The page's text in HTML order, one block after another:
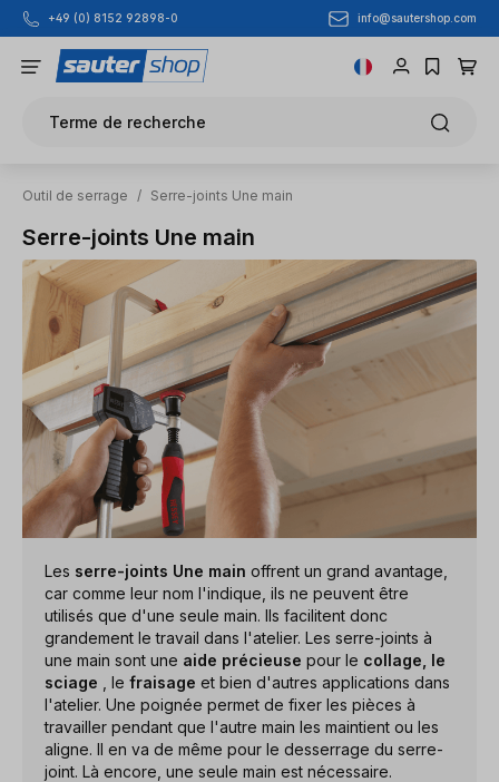
Passer au contenu principal
+49 (0) 8152 92898-0 info@sautershop.com
Terme de recherche
Outil de serrage / Serre-joints Une main
Serre-joints Une main
Les serre-joints Une main offrent un grand avantage,
car comme leur nom l'indique, ils ne peuvent être
utilisés que d'une seule main. Ils facilitent donc
grandement le travail dans l'atelier. Les serre-joints à
une main sont une aide précieuse pour le collage, le
sciage
, le fraisage et bien d'autres applications dans
l'atelier. Une poignée permet de fixer les pièces à
travailler pendant que l'autre main les maintient ou les
aligne. Il en va de même pour le desserrage du serre-
joint. Là encore, une seule main est nécessaire.